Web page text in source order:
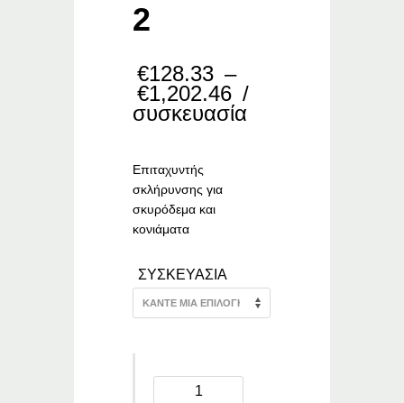
2
€128.33 –
€1,202.46 Price
range:
/
συσκευασία
Επιταχυντής
σκλήρυνσης για
σκυρόδεμα και
κονιάματα
ΣΥΣΚΕΥΑΣΙΑ